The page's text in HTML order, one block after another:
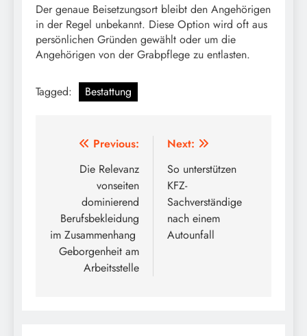
Der genaue Beisetzungsort bleibt den Angehörigen
in der Regel unbekannt. Diese Option wird oft aus
persönlichen Gründen gewählt oder um die
Angehörigen von der Grabpflege zu entlasten.
Tagged: Bestattung
Post
navigation
Previous:
Die Relevanz
vonseiten
dominierend
Berufsbekleidung
im Zusammenhang
Geborgenheit am
Arbeitsstelle
Next:
So unterstützen
KFZ-
Sachverständige
nach einem
Autounfall